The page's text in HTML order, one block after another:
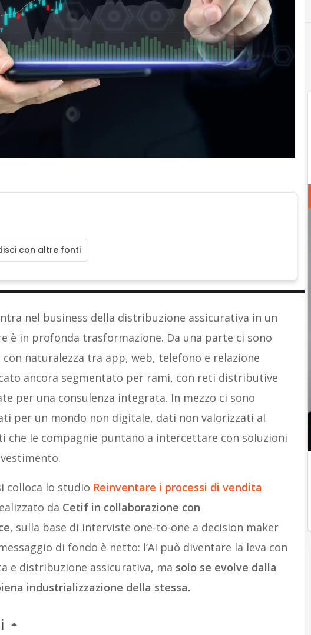
con altre fonti
nel business della distribuzione assicurativa in un
è in profonda trasformazione. Da una parte ci sono
naturalezza tra app, web, telefono e relazione
ancora segmentato per rami, con reti distributive
per una consulenza integrata. In mezzo ci sono
per un mondo non digitale, dati non valorizzati al
che le compagnie puntano a intercettare con soluzioni
colloca lo studio Reinventare i processi di vendita
da Cetif in collaborazione con
, sulla base di interviste one-to-one a decision maker
di fondo è netto: l’AI può diventare la leva con
e distribuzione assicurativa, ma solo se evolve dalla
industrializzazione della stessa.